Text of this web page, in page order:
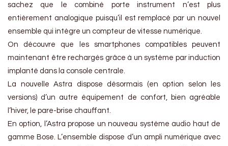
sachez que le combiné porte instrument n’est plus
entièrement analogique puisqu’il est remplacé par un nouvel
ensemble qui intègre un compteur de vitesse numérique.
On découvre que les smartphones compatibles peuvent
maintenant être rechargés grâce à un système par induction
implanté dans la console centrale.
La nouvelle Astra dispose désormais (en option selon les
versions) d’un autre équipement de confort, bien agréable
l’hiver, le pare-brise chauffant.
En option, l’Astra propose un nouveau système audio haut de
gamme Bose. L’ensemble dispose d’un ampli numérique avec